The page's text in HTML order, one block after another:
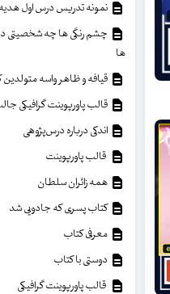
نمونه تدریس درس اول
چشم رنگی ها چه شخصیتی
ها
قیافه و ظاهر واسه
قالب پاورپوینت گرافیکی
اندکی درباره درس‌پژوهی
قالب پاورپوینت
همه زائران سلطان
کتاب پسری که جادویی شد
معرفی کتاب
دوستی با کتاب
قالب پاورپوینت گرافیکی